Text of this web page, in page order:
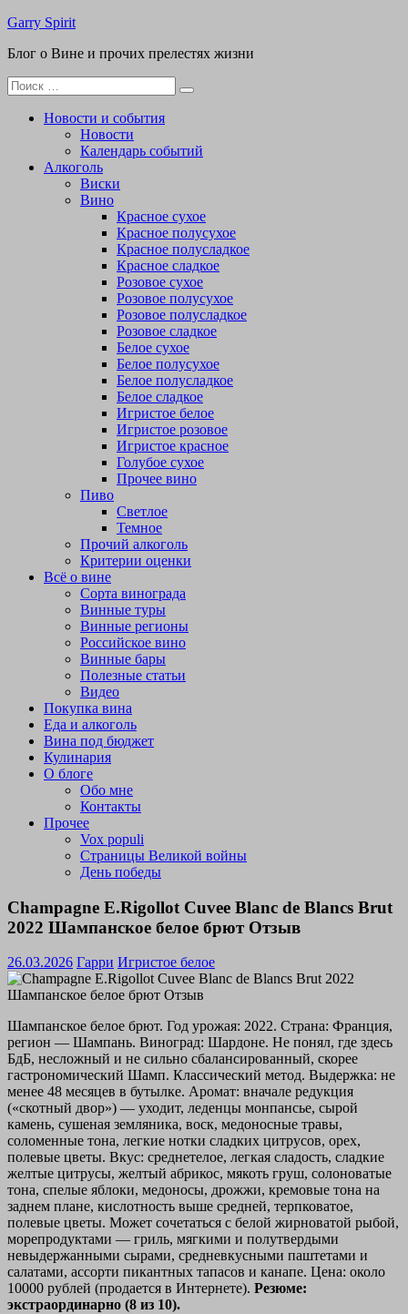
Перейти
содержимому
Garry Spirit
Блог о Вине и прочих прелестях жизни
Поиск
для:
Новости и события
Новости
Календарь событий
Алкоголь
Виски
Вино
Красное сухое
Красное полусухое
Красное полусладкое
Красное сладкое
Розовое сухое
Розовое полусухое
Розовое полусладкое
Розовое сладкое
Белое сухое
Белое полусухое
Белое полусладкое
Белое сладкое
Игристое белое
Игристое розовое
Игристое красное
Голубое сухое
Прочее вино
Пиво
Светлое
Темное
Прочий алкоголь
Критерии оценки
Всё о вине
Сорта винограда
Винные туры
Винные регионы
Российское вино
Винные бары
Полезные статьи
Видео
Покупка вина
Еда и алкоголь
Вина под бюджет
Кулинария
О блоге
Обо мне
Контакты
Прочее
Vox populi
Страницы Великой войны
День победы
Champagne E.Rigollot Cuvee Blanc de Blancs Brut
2022 Шампанское белое брют Отзыв
26.03.2026 Гарри Игристое белое
Шампанское белое брют. Год урожая: 2022. Страна: Франция,
регион — Шампань. Виноград: Шардоне. Не понял, где здесь
БдБ, несложный и не сильно сбалансированный, скорее
гастрономический Шамп. Классический метод. Выдержка: не
менее 48 месяцев в бутылке. Аромат: вначале редукция
(«скотный двор») — уходит, леденцы монпансье, сырой
камень, сушеная земляника, воск, медоносные травы,
соломенные тона, легкие нотки сладких цитрусов, орех,
полевые цветы. Вкус: среднетелое, легкая сладость, сладкие
желтые цитрусы, желтый абрикос, мякоть груш, солоноватые
тона, спелые яблоки, медоносы, дрожжи, кремовые тона на
заднем плане, кислотность выше средней, терпковатое,
полевые цветы. Может сочетаться с белой жирноватой рыбой,
морепродуктами — гриль, мягкими и полутвердыми
невыдержанными сырами, средневкусными паштетами и
салатами, ассорти пикантных тапасов и канапе. Цена: около
10000 рублей (продается в Интернете). Резюме:
экстраординарно (8 из 10).